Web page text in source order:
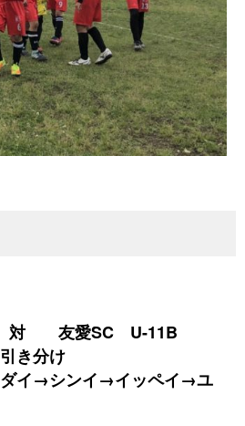
友愛SC U-11B
分け
→シンイ→イッペイ→ユ